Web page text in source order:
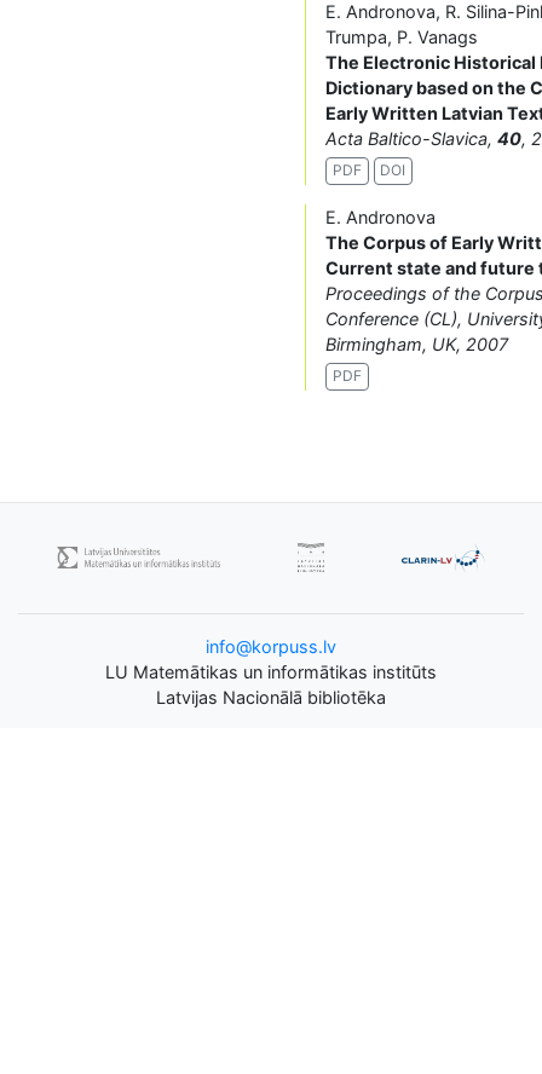
E. Andronova, R. Silina-
Trumpa, P. Vanags
The Electronic Historical
Dictionary based on the
Early Written Latvian
Acta Baltico-Slavica, 40,
PDF DOI
E. Andronova
The Corpus of Early
Current state and future
Proceedings of the
Conference (CL),
Birmingham, UK, 2007
PDF
info@korpuss.lv
LU Matemātikas un informātikas institūts
Latvijas Nacionālā bibliotēka